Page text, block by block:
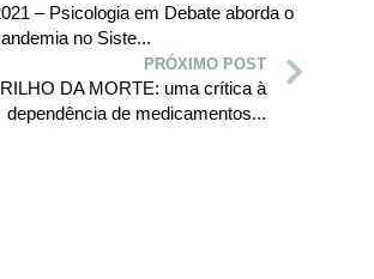
– Psicologia em Debate aborda o
no Siste...
PRÓXIMO POST
DA MORTE: uma crítica à
dependência de medicamentos...